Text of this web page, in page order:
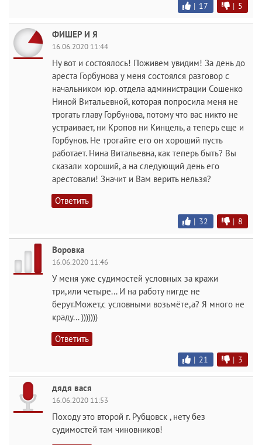
| 17 | 5
ФИШЕР И Я
16.06.2020 11:44
Ну вот и состоялось! Поживем увидим! За день до
ареста Горбунова у меня состоялся разговор с
начальником юр. отдела администрации Сошенко
Ниной Витальевной, которая попросила меня не
трогать главу Горбунова, потому что вас никто не
устраивает, ни Кропов ни Кинцель, а теперь еще и
Горбунов. Не трогайте его он хороший пусть
работает. Нина Витальевна, как теперь быть? Вы
сказали хороший, а на следующий день его
арестовали! Значит и Вам верить нельзя?
Ответить
| 32 | 8
Воровка
16.06.2020 11:46
У меня уже судимостей условных за кражи
три,или четыре... И на работу нигде не
берут.Может,с условными возьмёте,а? Я много не
краду... )))))))
Ответить
| 21 | 3
дядя вася
16.06.2020 11:53
Походу это второй г. Рубцовск , нету без
судимостей там чиновников!